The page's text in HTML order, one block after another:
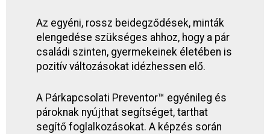
Az egyéni, rossz beidegződések, minták
elengedése szükséges ahhoz, hogy a pár
családi szinten, gyermekeinek életében is
pozitív változásokat idézhessen elő.
A Párkapcsolati Preventor™ egyénileg és
pároknak nyújthat segítséget, tarthat
segítő foglalkozásokat. A képzés során